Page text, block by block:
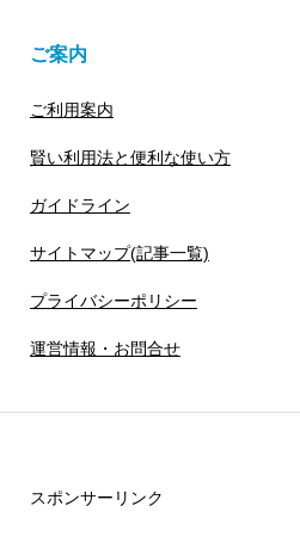
ご案内
ご利用案内
賢い利用法と便利な使い方
ガイドライン
サイトマップ(記事一覧)
プライバシーポリシー
運営情報・お問合せ
スポンサーリンク